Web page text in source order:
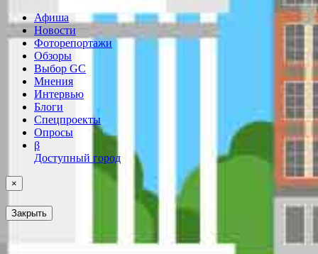
Афиша
Новости
Фоторепортажи
Обзоры
Выбор GC
Мнения
Интервью
Блоги
Спецпроекты
Опросы
β
Доступный город
×
Закрыть